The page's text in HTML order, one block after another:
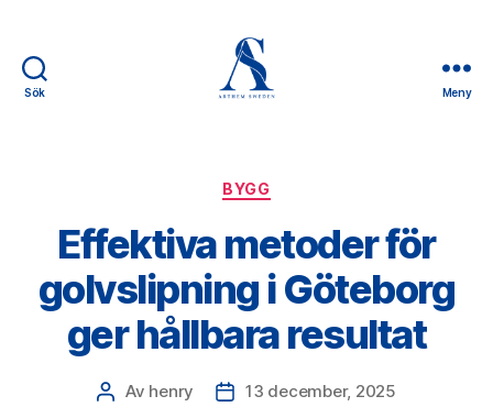
Sök Meny
Kategorier
BYGG
Effektiva metoder för
golvslipning i Göteborg
ger hållbara resultat
Inläggsförfattare
Av henry Inläggsdatum
13 december, 2025